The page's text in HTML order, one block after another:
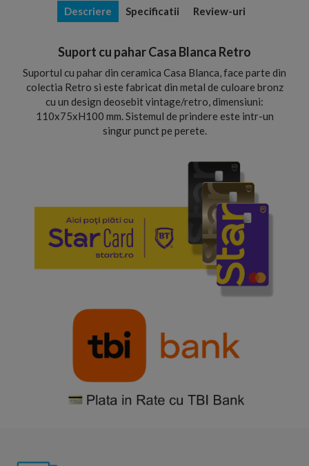
Descriere Specificatii Review-uri
Suport cu pahar Casa Blanca Retro
Suportul cu pahar din ceramica Casa Blanca, face parte din
colectia Retro si este fabricat din metal de culoare bronz
cu un design deosebit vintage/retro, dimensiuni:
110x75xH100 mm. Sistemul de prindere este intr-un
singur punct pe perete.